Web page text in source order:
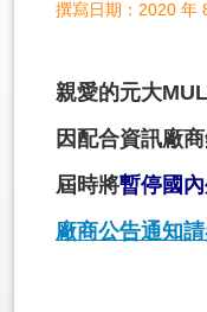
撰寫日期：2020 年
親愛的元大
因配合資訊廠
屆時將暫停國
廠商公告通知